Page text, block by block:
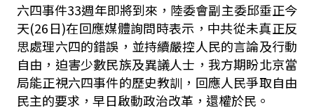
六四事件33週年即將到來，陸委會副主委邱垂正今
天(26日)在回應媒體詢問時表示，中共從未真正反
思處理六四的錯誤，並持續嚴控人民的言論及行動
自由，迫害少數民族及異議人士，我方期盼北京當
局能正視六四事件的歷史教訓，回應人民爭取自由
民主的要求，早日啟動政治改革，還權於民。